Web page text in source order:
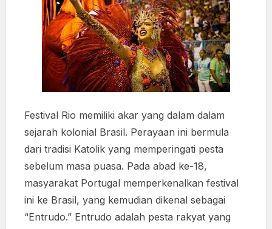
Festival Rio memiliki akar yang dalam dalam
sejarah kolonial Brasil. Perayaan ini bermula
dari tradisi Katolik yang memperingati pesta
sebelum masa puasa. Pada abad ke-18,
masyarakat Portugal memperkenalkan festival
ini ke Brasil, yang kemudian dikenal sebagai
“Entrudo.” Entrudo adalah pesta rakyat yang